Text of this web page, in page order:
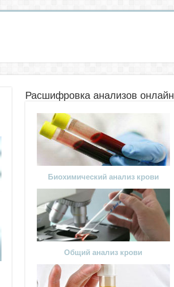
Расшифровка анализов онлайн
Биохимический анализ крови
Общий анализ крови